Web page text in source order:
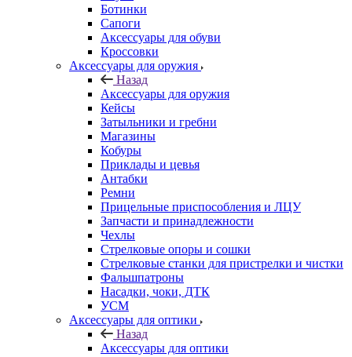
Ботинки
Сапоги
Аксессуары для обуви
Кроссовки
Аксессуары для оружия
Назад
Аксессуары для оружия
Кейсы
Затыльники и гребни
Магазины
Кобуры
Приклады и цевья
Антабки
Ремни
Прицельные приспособления и ЛЦУ
Запчасти и принадлежности
Чехлы
Стрелковые опоры и сошки
Стрелковые станки для пристрелки и чистки
Фальшпатроны
Насадки, чоки, ДТК
УСМ
Аксессуары для оптики
Назад
Аксессуары для оптики